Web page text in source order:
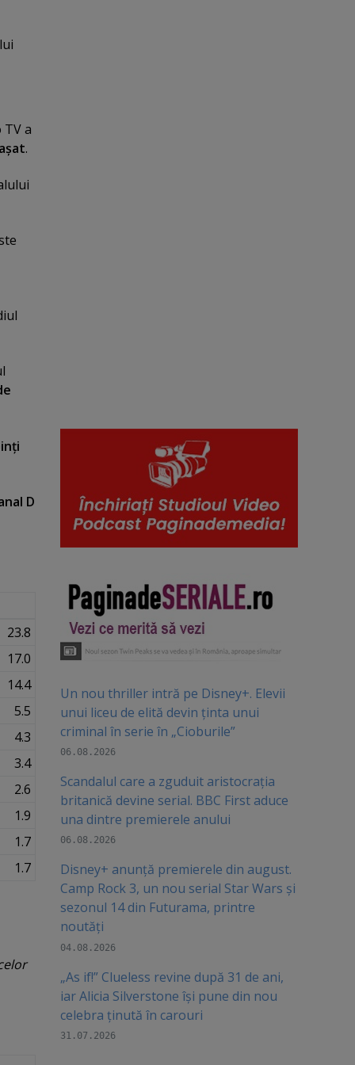
a
.
D
23.8
17.0
14.4
5.5
4.3
3.4
2.6
1.9
1.7
1.7
Un nou thriller intră pe Disney+. Elevii
unui liceu de elită devin ținta unui
criminal în serie în „Cioburile”
06.08.2026
Scandalul care a zguduit aristocrația
britanică devine serial. BBC First aduce
una dintre premierele anului
06.08.2026
Disney+ anunță premierele din august.
Camp Rock 3, un nou serial Star Wars și
sezonul 14 din Futurama, printre
noutăți
04.08.2026
„As if!” Clueless revine după 31 de ani,
iar Alicia Silverstone își pune din nou
celebra ținută în carouri
31.07.2026